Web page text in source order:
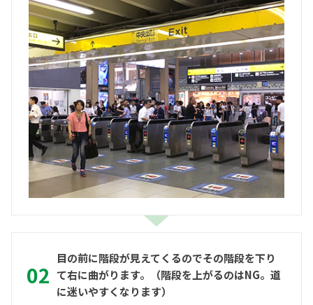
目の前に階段が見えてくるのでその階段を下り
て右に曲がります。（階段を上がるのはNG。道
に迷いやすくなります）